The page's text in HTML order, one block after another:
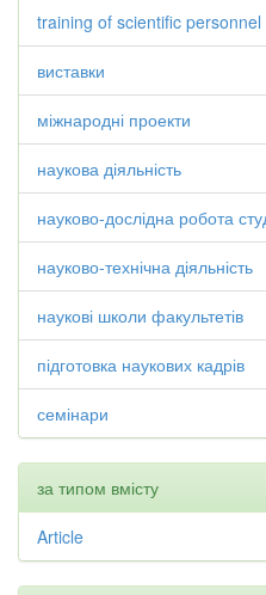
training of scientific personnel
виставки
міжнародні проекти
наукова діяльність
науково-дослідна робота
науково-технічна діяльність
наукові школи факультетів
підготовка наукових кадрів
семінари
за типом вмісту
Article